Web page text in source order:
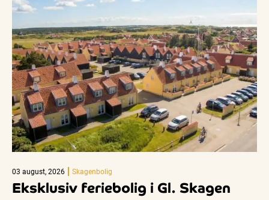
03 august, 2026 Skagenbolig
Eksklusiv feriebolig i Gl. Skagen